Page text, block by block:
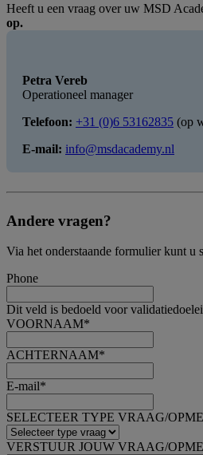
Heeft u een vraag over uw MSD
op.
Petra Vereb
Operationeel manager
Telefoon: +31 (0)6 53162835 (op
E-mail: info@msdacademy.nl
Andere vragen?
Via het onderstaande formulier kunt u
Phone
Dit veld is bedoeld voor
VOORNAAM*
ACHTERNAAM*
E-mail*
SELECTEER TYPE VRAAG/
VERSTUUR JOUW VRAAG/